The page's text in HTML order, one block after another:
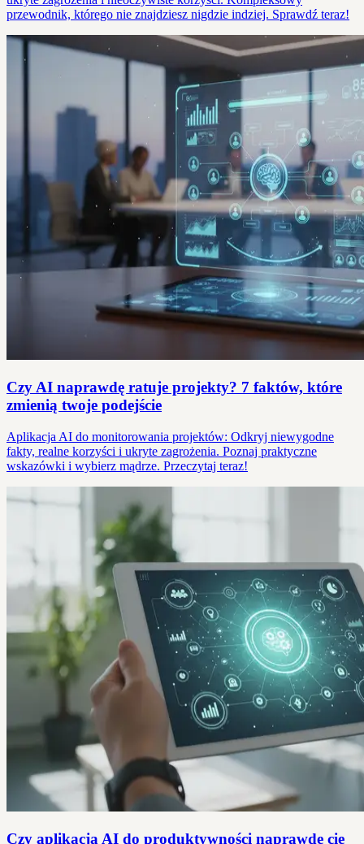
przewodnik, którego nie znajdziesz nigdzie indziej. Sprawdź teraz!
Czy AI naprawdę ratuje projekty? 7 faktów, które
zmienią twoje podejście
Aplikacja AI do monitorowania projektów: Odkryj niewygodne
fakty, realne korzyści i ukryte zagrożenia. Poznaj praktyczne
wskazówki i wybierz mądrze. Przeczytaj teraz!
Czy aplikacja AI do produktywności naprawdę cię